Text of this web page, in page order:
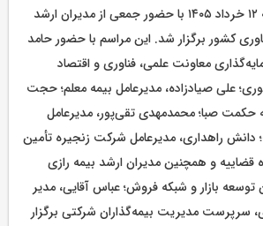
آینده من)، روز سه‌شنبه ۱۲ خرداد ۱۴۰۵ با حضور جمعی از مدیران ارشد
کشور برگزار شد. این مراسم با حضور حامد
معاونت علمی، فناوری و اقتصاد
علی صیادزاده، مدیرعامل بیمه معلم؛ حجت
حکمت صبا؛ محمدمهدی تقی‌پور، مدیرعامل
راهداری، مدیرعامل شرکت زنجیره تأمین
قضاییه و همچنین مدیران ارشد بیمه رازی
بازار و شبکه فروش؛ عباس آقایی، مدیر
سرپرست مدیریت بیمه‌گذاران شرکتی برگزار